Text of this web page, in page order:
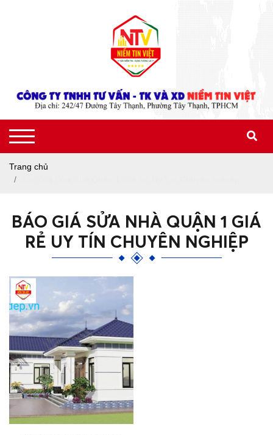
Trang chủ
BÁO GIÁ SỬA NHÀ QUẬN 1 GIÁ
RẺ UY TÍN CHUYÊN NGHIỆP